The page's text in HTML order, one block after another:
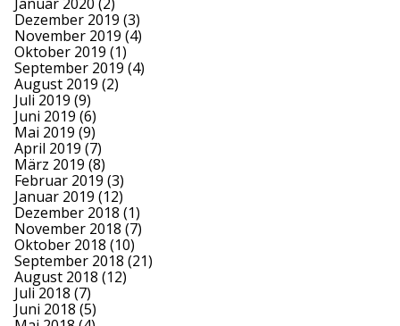
Dezember 2019 (3)
November 2019 (4)
Oktober 2019 (1)
September 2019 (4)
August 2019 (2)
Juli 2019 (9)
Juni 2019 (6)
Mai 2019 (9)
April 2019 (7)
März 2019 (8)
Februar 2019 (3)
Januar 2019 (12)
Dezember 2018 (1)
November 2018 (7)
Oktober 2018 (10)
September 2018 (21)
August 2018 (12)
Juli 2018 (7)
Juni 2018 (5)